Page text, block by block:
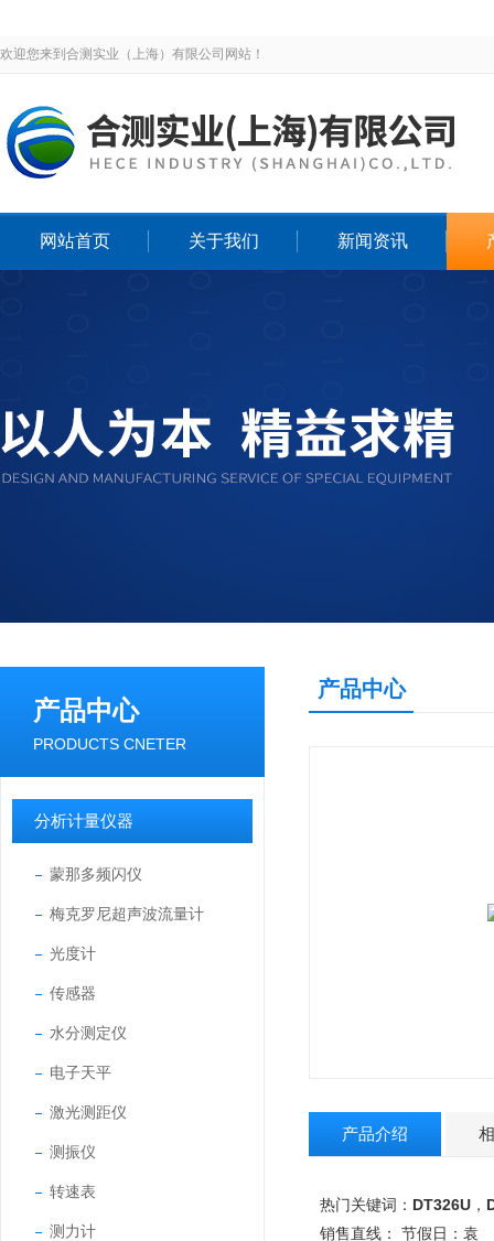
欢迎您来到合测实业（上海）有限公司网站！
网站首页 关于我们 新闻资讯
产品中心
PRODUCTS CNETER
分析计量仪器
蒙那多频闪仪
梅克罗尼超声波流量计
光度计
传感器
水分测定仪
电子天平
激光测距仪
测振仪
转速表
测力计
产品中心
产品介绍
热门关键词： DT326U ，
销售直线： 节假日： 袁